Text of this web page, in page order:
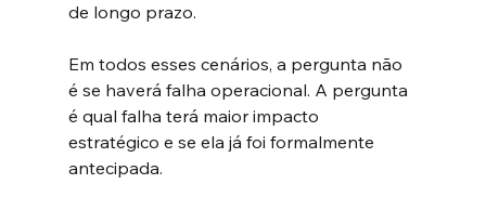
de longo prazo.
Em todos esses cenários, a pergunta não
é se haverá falha operacional. A pergunta
é qual falha terá maior impacto
estratégico e se ela já foi formalmente
antecipada.